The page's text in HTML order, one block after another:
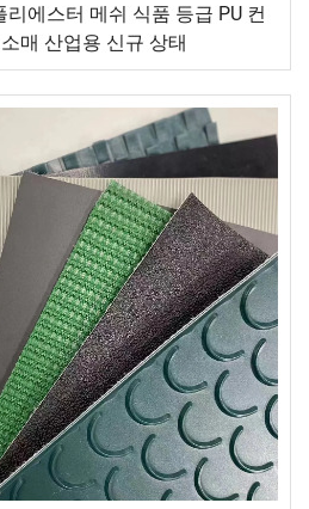
에스터 메쉬 식품 등급 PU 컨
매 산업용 신규 상태